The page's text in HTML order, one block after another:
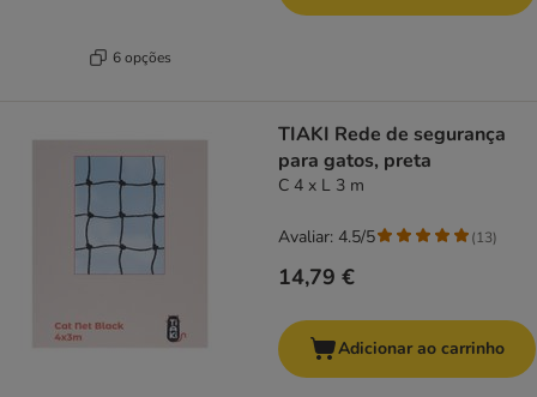
6 opções
TIAKI Rede de segurança
para gatos, preta
C 4 x L 3 m
14,79 €
Avaliar: 4.5/5 (13)
Adicionar ao carrinho